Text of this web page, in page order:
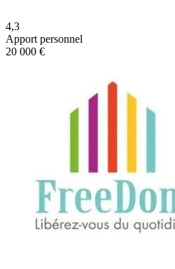
4,3
Apport personnel
20 000 €